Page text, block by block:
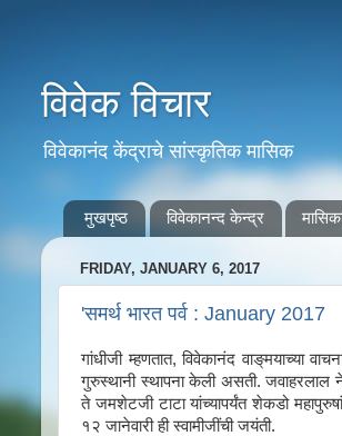
विवेक विचार
विवेकानंद केंद्राचे सांस्कृतिक मासिक
मुखपृष्ठ विवेकानन्द केन्द्र
FRIDAY, JANUARY 6, 2017
'समर्थ भारत पर्व : January 2017
गांधीजी म्हणतात, विवेकानंद वाङ्‌मयाच्या
गुरुस्थानी स्थापना केली असती. जवाहरलाल
ते जमशेटजी टाटा यांच्यापर्यंत शेकडो
१२ जानेवारी ही स्वामीजींची जयंती.